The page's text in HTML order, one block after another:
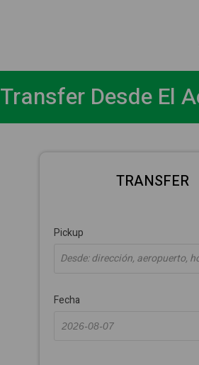
Transfer Desde El
TRANSFER
Pickup
Desde: dirección, aeropuerto,
Fecha